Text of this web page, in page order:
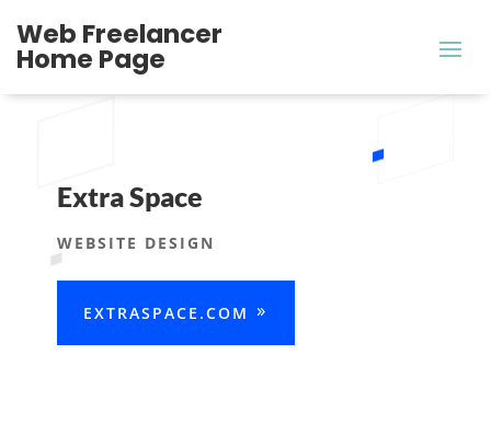
Web Freelancer
Home Page
Extra Space
WEBSITE DESIGN
EXTRASPACE.COM